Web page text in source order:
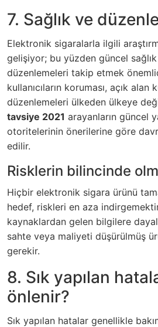
7. Sağlık ve
Elektronik sigaralarla ilgili
gelişiyor; bu yüzden güncel sağlık
düzenlemeleri takip etmek
kullanıcıların koruması, açık alan
düzenlemeleri ülkeden ülkeye
tavsiye 2021 arayanların güncel
otoritelerinin önerilerine göre
edilir.
Risklerin bilincinde
Hiçbir elektronik sigara ürünü
hedef, riskleri en aza
kaynaklardan gelen bilgilere
sahte veya maliyeti düşürülmüş
gerekir.
8. Sık yapılan
önlenir?
Sık yapılan hatalar genellikle